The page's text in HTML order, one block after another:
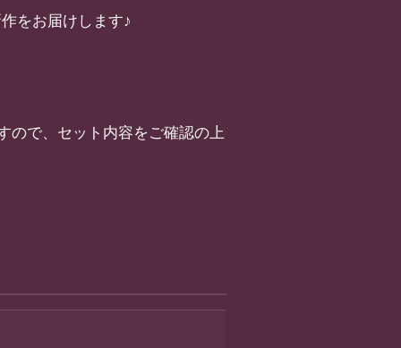
をお届けします♪
ので、セット内容をご確認の上